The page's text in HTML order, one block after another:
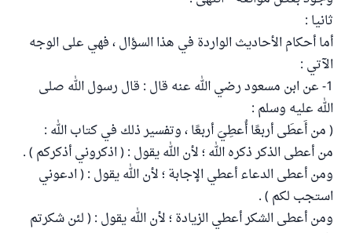
ثانيا :
أما أحكام الأحاديث الواردة في هذا السؤال ، فهي على الوجه
الآتي :
1- عن ابن مسعود رضي الله عنه قال : قال رسول الله صلى
الله عليه وسلم :
( من أَعطَى أربعًا أُعطِيَ أربعًا ، وتفسير ذلك في كتاب الله :
من أعطى الذكر ذكره الله ؛ لأن الله يقول : ( اذكروني أذكركم ) .
ومن أعطى الدعاء أعطي الإجابة ؛ لأن الله يقول : ( ادعوني
استجب لكم ) .
ومن أعطى الشكر أعطي الزيادة ؛ لأن الله يقول : ( لئن شكرتم